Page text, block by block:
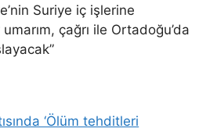
Suriye iç işlerine
çağrı ile Ortadoğu’da
‘Ölüm tehditleri